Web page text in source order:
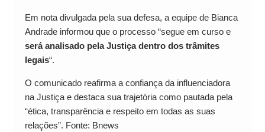
Em nota divulgada pela sua defesa, a equipe de Bianca
Andrade informou que o processo “segue em curso e
será analisado pela Justiça dentro dos trâmites
legais“.
O comunicado reafirma a confiança da influenciadora
na Justiça e destaca sua trajetória como pautada pela
“ética, transparência e respeito em todas as suas
relações”. Fonte: Bnews